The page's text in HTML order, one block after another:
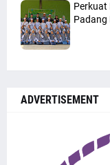
Perkuat
Padang
ADVERTISEMENT